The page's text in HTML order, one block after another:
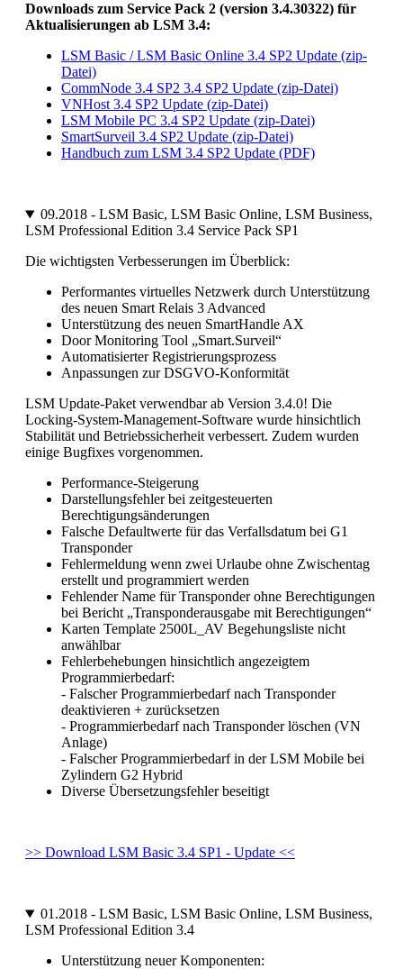
Downloads zum Service Pack 2 (version 3.4.30322) für
Aktualisierungen ab LSM 3.4:
LSM Basic / LSM Basic Online 3.4 SP2 Update (zip-
Datei)
CommNode 3.4 SP2 3.4 SP2 Update (zip-Datei)
VNHost 3.4 SP2 Update (zip-Datei)
LSM Mobile PC 3.4 SP2 Update (zip-Datei)
SmartSurveil 3.4 SP2 Update (zip-Datei)
Handbuch zum LSM 3.4 SP2 Update (PDF)
09.2018 - LSM Basic, LSM Basic Online, LSM Business,
LSM Professional Edition 3.4 Service Pack SP1
Die wichtigsten Verbesserungen im Überblick:
Performantes virtuelles Netzwerk durch Unterstützung
des neuen Smart Relais 3 Advanced
Unterstützung des neuen SmartHandle AX
Door Monitoring Tool „Smart.Surveil“
Automatisierter Registrierungsprozess
Anpassungen zur DSGVO-Konformität
LSM Update-Paket verwendbar ab Version 3.4.0! Die
Locking-System-Management-Software wurde hinsichtlich
Stabilität und Betriebssicherheit verbessert. Zudem wurden
einige Bugfixes vorgenommen.
Performance-Steigerung
Darstellungsfehler bei zeitgesteuerten
Berechtigungsänderungen
Falsche Defaultwerte für das Verfallsdatum bei G1
Transponder
Fehlermeldung wenn zwei Urlaube ohne Zwischentag
erstellt und programmiert werden
Fehlender Name für Transponder ohne Berechtigungen
bei Bericht „Transponderausgabe mit Berechtigungen“
Karten Template 2500L_AV Begehungsliste nicht
anwählbar
Fehlerbehebungen hinsichtlich angezeigtem
Programmierbedarf:
- Falscher Programmierbedarf nach Transponder
deaktivieren + zurücksetzen
- Programmierbedarf nach Transponder löschen (VN
Anlage)
- Falscher Programmierbedarf in der LSM Mobile bei
Zylindern G2 Hybrid
Diverse Übersetzungsfehler beseitigt
>> Download LSM Basic 3.4 SP1 - Update <<
01.2018 - LSM Basic, LSM Basic Online, LSM Business,
LSM Professional Edition 3.4
Unterstützung neuer Komponenten: